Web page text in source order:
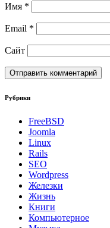
Имя *
Email *
Сайт
Рубрики
FreeBSD
Joomla
Linux
Rails
SEO
Wordpress
Железки
Жизнь
Книги
Компьютерное